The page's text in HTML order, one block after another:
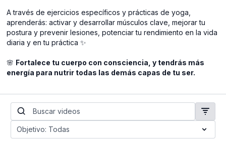
A través de ejercicios específicos y prácticas de yoga,
aprenderás: activar y desarrollar músculos clave, mejorar tu
postura y prevenir lesiones, potenciar tu rendimiento en la vida
diaria y en tu práctica ✨
🌸 Fortalece tu cuerpo con consciencia, y tendrás más
energía para nutrir todas las demás capas de tu ser.